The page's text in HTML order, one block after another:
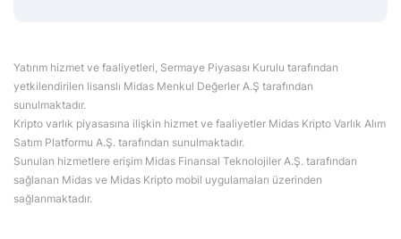
Yatırım hizmet ve faaliyetleri, Sermaye Piyasası Kurulu tarafından
yetkilendirilen lisanslı Midas Menkul Değerler A.Ş tarafından
sunulmaktadır.
Kripto varlık piyasasına ilişkin hizmet ve faaliyetler Midas Kripto Varlık Alım
Satım Platformu A.Ş. tarafından sunulmaktadır.
Sunulan hizmetlere erişim Midas Finansal Teknolojiler A.Ş. tarafından
sağlanan Midas ve Midas Kripto mobil uygulamaları üzerinden
sağlanmaktadır.